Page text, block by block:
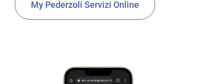
My Pederzoli Servizi Online